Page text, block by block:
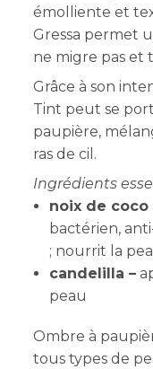
émolliente et
Gressa permet
ne migre pas et
Grâce à son
Tint peut se
paupière,
ras de cil.
Ingrédients
noix de coco
bactérien,
; nourrit la
candelilla –
peau
Ombre à
tous types de